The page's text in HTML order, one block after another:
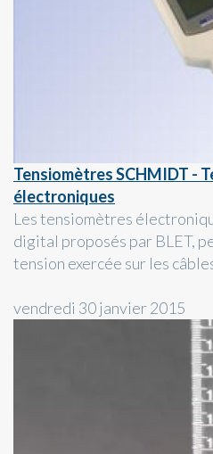
Tensiomètres SCHMIDT -
électroniques
Les tensiomètres
digital proposés par BLET,
tension exercée sur les
vendredi 30 janvier 2015